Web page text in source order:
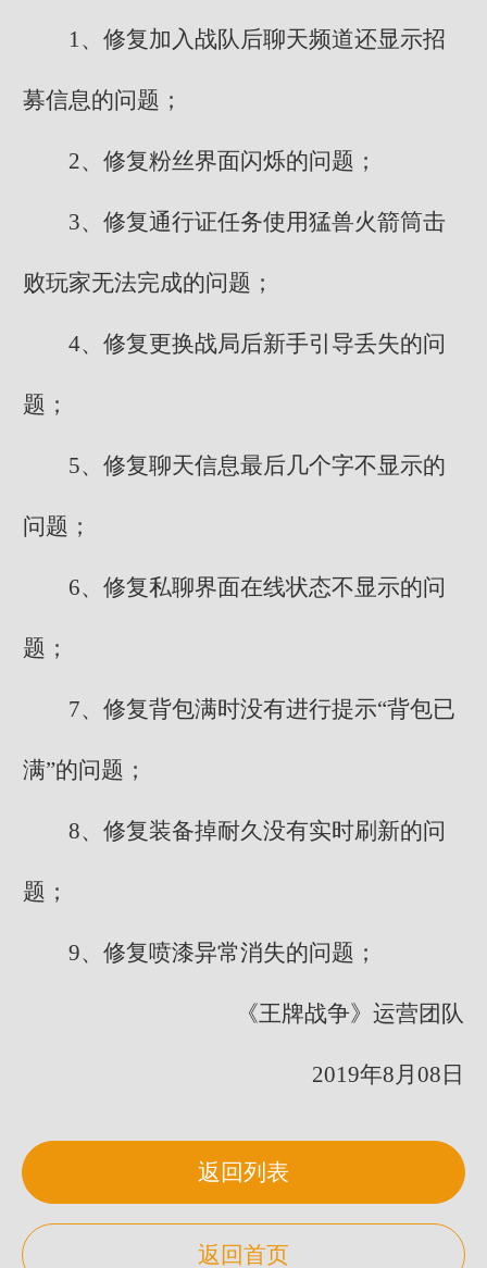
1、修复加入战队后聊天频道还显示招
募信息的问题；
2、修复粉丝界面闪烁的问题；
3、修复通行证任务使用猛兽火箭筒击
败玩家无法完成的问题；
4、修复更换战局后新手引导丢失的问
题；
5、修复聊天信息最后几个字不显示的
问题；
6、修复私聊界面在线状态不显示的问
题；
7、修复背包满时没有进行提示“背包已
满”的问题；
8、修复装备掉耐久没有实时刷新的问
题；
9、修复喷漆异常消失的问题；
《王牌战争》运营团队
2019年8月08日
返回列表
返回首页